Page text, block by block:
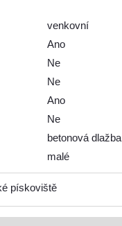
venkovní
Ano
Ne
Ne
Ano
Ne
betonová dlažba
malé
pískoviště